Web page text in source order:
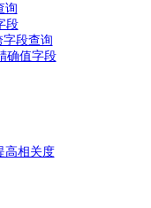
询
段
字段查询
确值字段
高相关度